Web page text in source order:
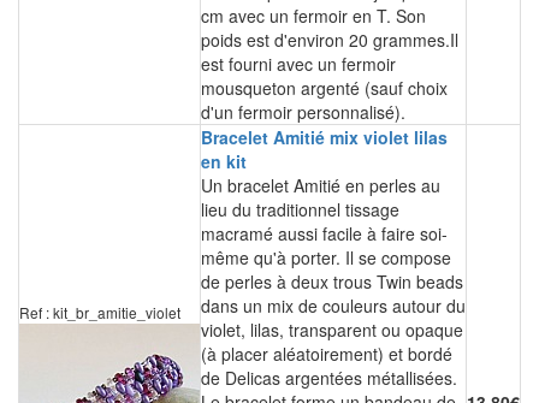
cm avec un fermoir en T. Son
poids est d'environ 20 grammes.Il
est fourni avec un fermoir
mousqueton argenté (sauf choix
d'un fermoir personnalisé).
Ref : kit_br_amitie_violet
Bracelet Amitié mix violet lilas
en kit
Un bracelet Amitié en perles au
lieu du traditionnel tissage
macramé aussi facile à faire soi-
même qu'à porter. Il se compose
de perles à deux trous Twin beads
dans un mix de couleurs autour du
violet, lilas, transparent ou opaque
(à placer aléatoirement) et bordé
de Delicas argentées métallisées.